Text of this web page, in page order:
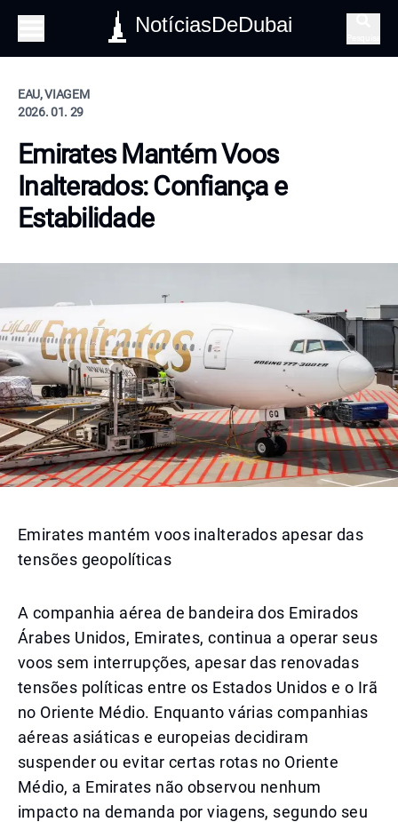
NotíciasDeDubai
EAU, VIAGEM
2026. 01. 29
Emirates Mantém Voos
Inalterados: Confiança e
Estabilidade
Emirates mantém voos inalterados apesar das
tensões geopolíticas
A companhia aérea de bandeira dos Emirados
Árabes Unidos, Emirates, continua a operar seus
voos sem interrupções, apesar das renovadas
tensões políticas entre os Estados Unidos e o Irã
no Oriente Médio. Enquanto várias companhias
aéreas asiáticas e europeias decidiram
suspender ou evitar certas rotas no Oriente
Médio, a Emirates não observou nenhum
impacto na demanda por viagens, segundo seu